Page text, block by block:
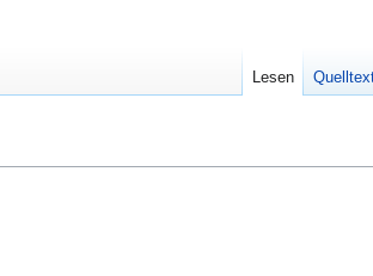
Lesen